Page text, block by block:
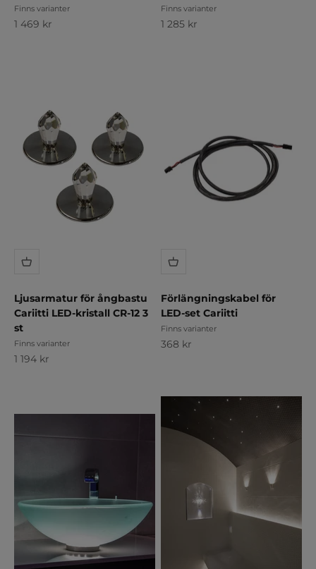
Finns varianter
REA-pris
1 469 kr
Finns varianter
REA-pris
1 285 kr
Ljusarmatur för ångbastu
Cariitti LED-kristall CR-12 3
st
Finns varianter
REA-pris
1 194 kr
Förlängningskabel för
LED-set Cariitti
Finns varianter
REA-pris
368 kr